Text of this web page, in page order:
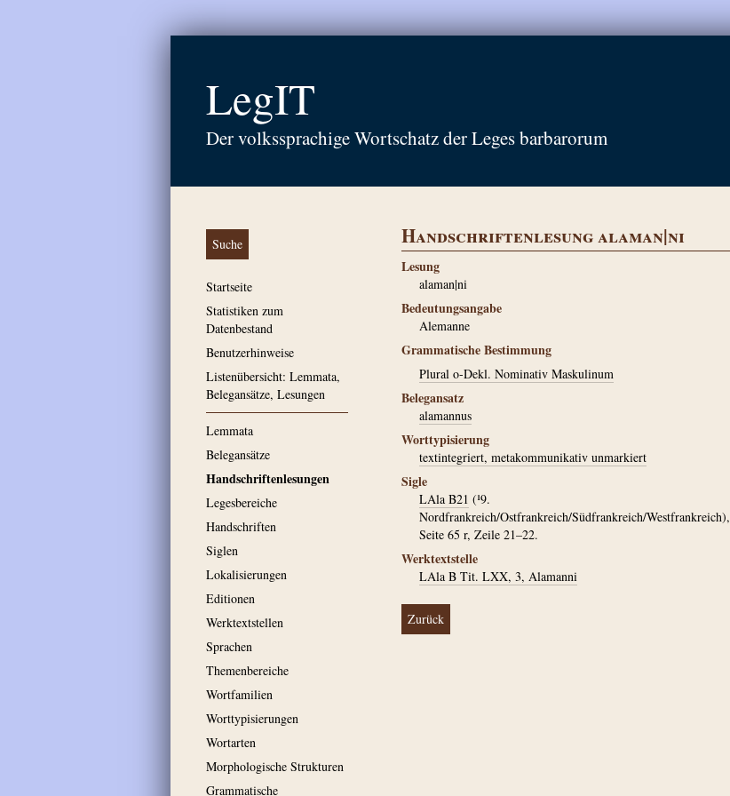
LegIT
Der volkssprachige Wortschatz der Leges barbarorum
Suche
Startseite
Statistiken zum
Datenbestand
Benutzerhinweise
Listenübersicht: Lemmata,
Belegansätze, Lesungen
Lemmata
Belegansätze
Handschriftenlesungen
Legesbereiche
Handschriften
Siglen
Lokalisierungen
Editionen
Werktextstellen
Sprachen
Themenbereiche
Wortfamilien
Worttypisierungen
Wortarten
Morphologische Strukturen
Grammatische
Handschriftenlesung alaman|ni
Lesung
alaman|ni
Bedeutungsangabe
Alemanne
Grammatische Bestimmung
Plural o-Dekl. Nominativ Maskulinum
Belegansatz
alamannus
Worttypisierung
textintegriert, metakommunikativ unmarkiert
Sigle
LAla B21 (¹9.
Nordfrankreich/Ostfrankreich/Südfrankreich/Westfrankreich),
Seite 65 r, Zeile 21–22.
Werktextstelle
LAla B Tit. LXX, 3, Alamanni
Zurück